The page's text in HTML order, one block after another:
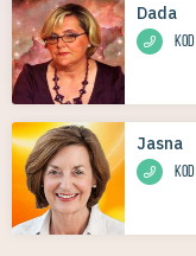
Dada
KOD
Jasna
KOD